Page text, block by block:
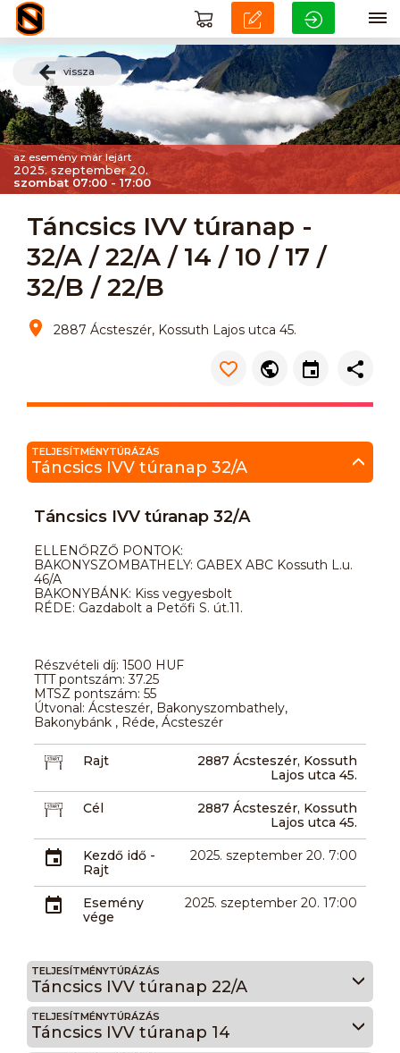
vissza
az esemény már lejárt
2025. szeptember 20.
szombat 07:00 - 17:00
Táncsics IVV túranap -
32/A / 22/A / 14 / 10 / 17 /
32/B / 22/B
2887 Ácsteszér, Kossuth Lajos utca 45.
TELJESÍTMÉNYTÚRÁZÁS
Táncsics IVV túranap 32/A
Táncsics IVV túranap 32/A
ELLENŐRZŐ PONTOK:
BAKONYSZOMBATHELY: GABEX ABC Kossuth L.u.
46/A
BAKONYBÁNK: Kiss vegyesbolt
RÉDE: Gazdabolt a Petőfi S. út.11.
Részvételi díj: 1500 HUF
TTT pontszám: 37.25
MTSZ pontszám: 55
Útvonal: Ácsteszér, Bakonyszombathely,
Bakonybánk , Réde, Ácsteszér
Rajt
2887 Ácsteszér, Kossuth
Lajos utca 45.
Cél
2887 Ácsteszér, Kossuth
Lajos utca 45.
Kezdő idő -
Rajt
2025. szeptember 20. 7:00
Esemény
vége
2025. szeptember 20. 17:00
TELJESÍTMÉNYTÚRÁZÁS
Táncsics IVV túranap 22/A
TELJESÍTMÉNYTÚRÁZÁS
Táncsics IVV túranap 14